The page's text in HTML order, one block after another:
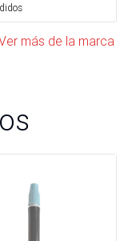
más de la marca